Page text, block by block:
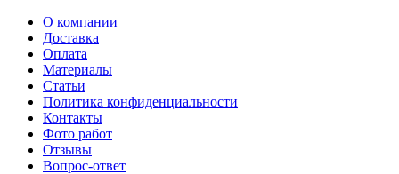
О компании
Доставка
Оплата
Материалы
Статьи
Политика конфиденциальности
Контакты
Фото работ
Отзывы
Вопрос-ответ